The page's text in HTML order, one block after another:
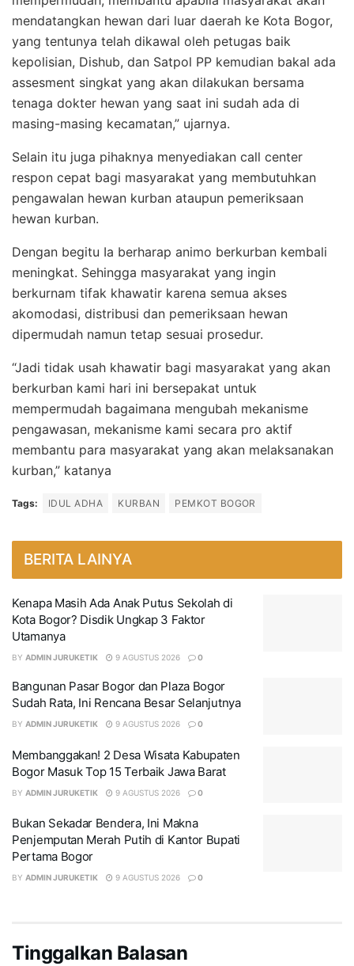
mendatangkan hewan dari luar daerah ke Kota Bogor,
yang tentunya telah dikawal oleh petugas baik
kepolisian, Dishub, dan Satpol PP kemudian bakal ada
assesment singkat yang akan dilakukan bersama
tenaga dokter hewan yang saat ini sudah ada di
masing-masing kecamatan,” ujarnya.
Selain itu juga pihaknya menyediakan call center
respon cepat bagi masyarakat yang membutuhkan
pengawalan hewan kurban ataupun pemeriksaan
hewan kurban.
Dengan begitu Ia berharap animo berkurban kembali
meningkat. Sehingga masyarakat yang ingin
berkurnam tifak khawatir karena semua akses
akomodasi, distribusi dan pemeriksaan hewan
dipermudah namun tetap sesuai prosedur.
“Jadi tidak usah khawatir bagi masyarakat yang akan
berkurban kami hari ini bersepakat untuk
mempermudah bagaimana mengubah mekanisme
pengawasan, mekanisme kami secara pro aktif
membantu para masyarakat yang akan melaksanakan
kurban,” katanya
Tags: IDUL ADHA KURBAN PEMKOT BOGOR
BERITA LAINYA
Kenapa Masih Ada Anak Putus Sekolah di
Kota Bogor? Disdik Ungkap 3 Faktor
Utamanya
BY ADMIN JURUKETIK 9 AGUSTUS 2026 0
Bangunan Pasar Bogor dan Plaza Bogor
Sudah Rata, Ini Rencana Besar Selanjutnya
BY ADMIN JURUKETIK 9 AGUSTUS 2026 0
Membanggakan! 2 Desa Wisata Kabupaten
Bogor Masuk Top 15 Terbaik Jawa Barat
BY ADMIN JURUKETIK 9 AGUSTUS 2026 0
Bukan Sekadar Bendera, Ini Makna
Penjemputan Merah Putih di Kantor Bupati
Pertama Bogor
BY ADMIN JURUKETIK 9 AGUSTUS 2026 0
Tinggalkan Balasan